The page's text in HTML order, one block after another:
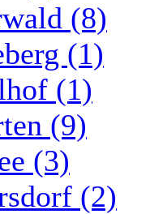
(8)
(1)
(1)
(9)
(3)
(2)